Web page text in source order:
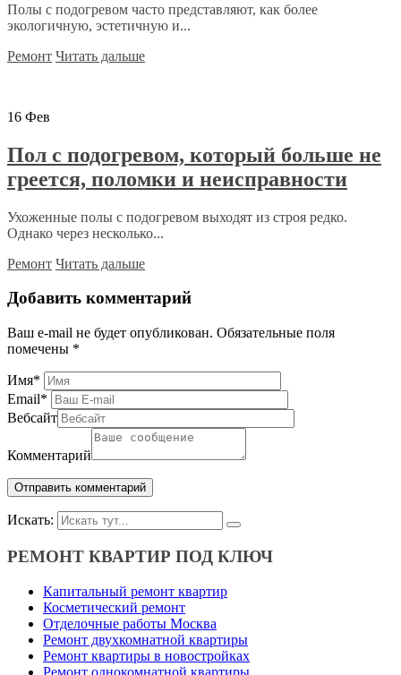
Полы с подогревом часто представляют, как более
экологичную, эстетичную и...
Ремонт Читать дальше
16 Фев
Пол с подогревом, который больше не
греется, поломки и неисправности
Ухоженные полы с подогревом выходят из строя редко.
Однако через несколько...
Ремонт Читать дальше
Добавить комментарий
Ваш e-mail не будет опубликован. Обязательные поля
помечены *
Имя*
Email*
Вебсайт
Комментарий
Искать:
РЕМОНТ КВАРТИР ПОД КЛЮЧ
Капитальный ремонт квартир
Косметический ремонт
Отделочные работы Москва
Ремонт двухкомнатной квартиры
Ремонт квартиры в новостройках
Ремонт однокомнатной квартиры